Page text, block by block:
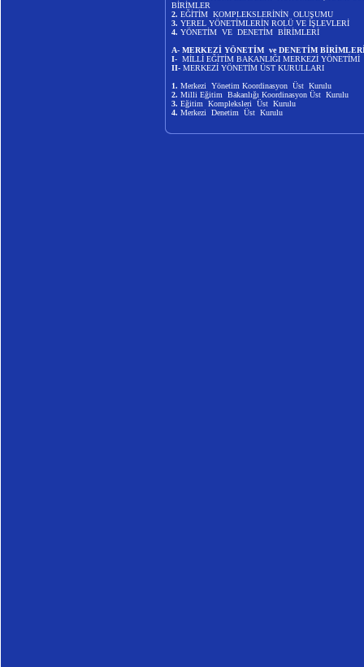
BİRİMLER
2. EĞİTİM KOMPLEKSLERİNİN OLUŞUMU
3. YEREL YÖNETİMLERİN ROLÜ VE İŞLEVLERİ
4. YÖNETİM VE DENETİM BİRİMLERİ
A- MERKEZİ YÖNETİM ve DENETİM
I- MİLLİ EĞİTİM BAKANLIĞI MERKEZİ YÖNETİMİ
II- MERKEZİ YÖNETİM ÜST KURULLARI
1. Merkezi Yönetim Koordinasyon Üst Kurulu
2. Milli Eğitim Bakanlığı Koordinasyon Üst Kurulu
3. Eğitim Kompleksleri Üst Kurulu
4. Merkezi Denetim Üst Kurulu